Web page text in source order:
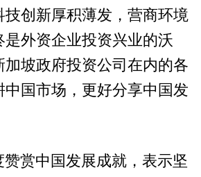
技创新厚积薄发，营商环境
外资企业投资兴业的沃
坡政府投资公司在内的各
中国市场，更好分享中国发
赞赏中国发展成就，表示坚